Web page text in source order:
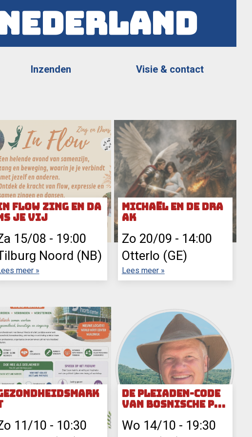
Inzenden Visie & contact
FLOW Zing en Da
je Vij
15/08 - 19:00
Noord (NB)
meer »
Michaël en de dra
ak
Zo 20/09 - 14:00
Otterlo (GE)
Lees meer »
11/10 - 10:30
De Pleiaden-code
van Bosnische pir
Wo 14/10 - 19:30